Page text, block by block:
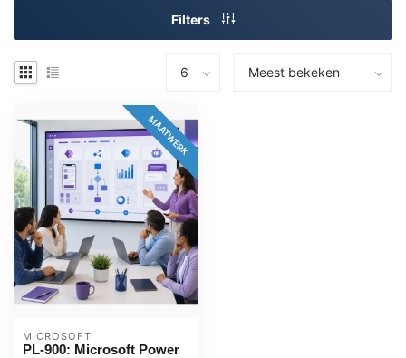
Filters
MAATWERK
MICROSOFT
PL-900: Microsoft Power